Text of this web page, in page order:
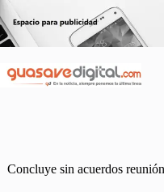
al
contenido
Concluye sin acuerdos